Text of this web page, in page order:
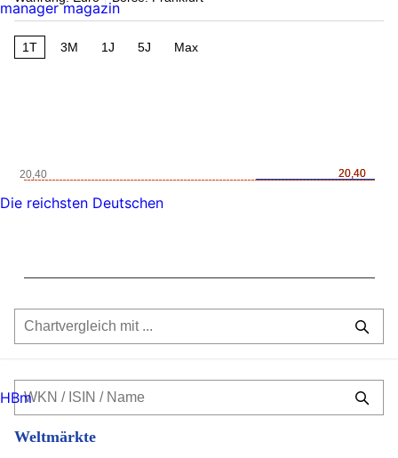
1T 3M 1J 5J Max
20,40
20,40
20,40
Weltmärkte
manager magazin
Die reichsten Deutschen
HBm